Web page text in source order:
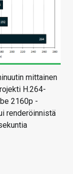
mittainen
H.264-
2160p -
renderöinnistä